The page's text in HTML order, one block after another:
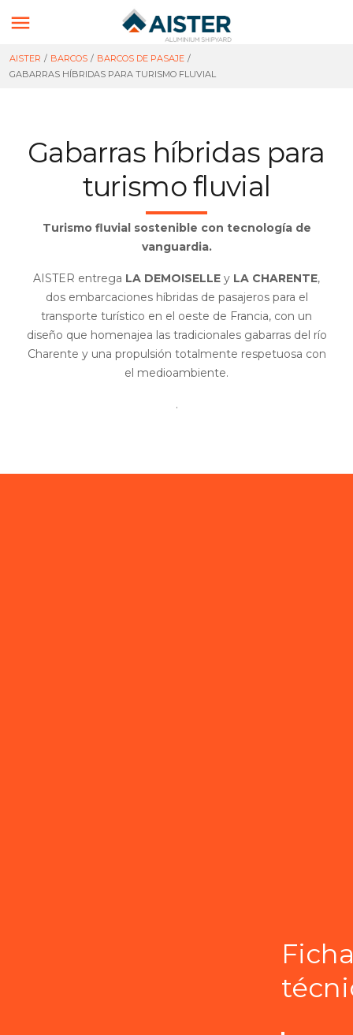

AISTER / BARCOS / BARCOS DE PASAJE /
GABARRAS HÍBRIDAS PARA TURISMO FLUVIAL
Gabarras híbridas para
turismo fluvial
Turismo fluvial sostenible con tecnología de
vanguardia.
AISTER entrega LA DEMOISELLE y LA CHARENTE,
dos embarcaciones híbridas de pasajeros para el
transporte turístico en el oeste de Francia, con un
diseño que homenajea las tradicionales gabarras del río
Charente y una propulsión totalmente respetuosa con
el medioambiente.
.